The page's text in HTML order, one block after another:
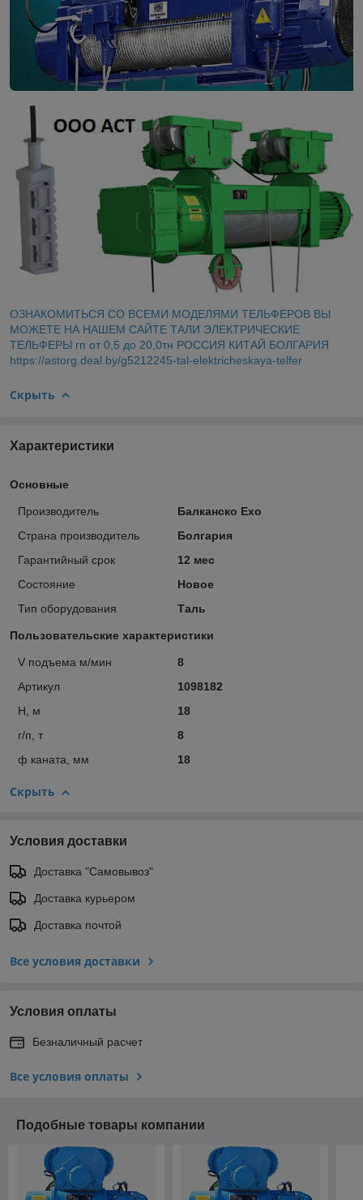
ОЗНАКОМИТЬСЯ СО ВСЕМИ МОДЕЛЯМИ ТЕЛЬФЕРОВ ВЫ
МОЖЕТЕ НА НАШЕМ САЙТЕ ТАЛИ ЭЛЕКТРИЧЕСКИЕ
ТЕЛЬФЕРЫ гп от 0,5 до 20,0тн РОССИЯ КИТАЙ БОЛГАРИЯ
https://astorg.deal.by/g5212245-tal-elektricheskaya-telfer
Скрыть
Характеристики
Основные
Производитель
Балканско Ехо
Страна производитель
Болгария
Гарантийный срок
12 мес
Состояние
Новое
Тип оборудования
Таль
Пользовательские характеристики
V подъема м/мин
8
Артикул
1098182
Н, м
18
г/п, т
8
ф каната, мм
18
Скрыть
Условия доставки
Доставка "Самовывоз"
Доставка курьером
Доставка почтой
Все условия доставки
Условия оплаты
Безналичный расчет
Все условия оплаты
Подобные товары компании